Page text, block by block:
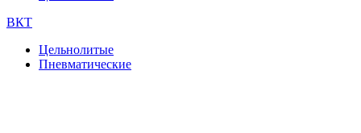
ВКТ
Цельнолитые
Пневматические